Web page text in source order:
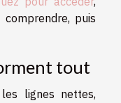
puis
tout
lignes nettes,